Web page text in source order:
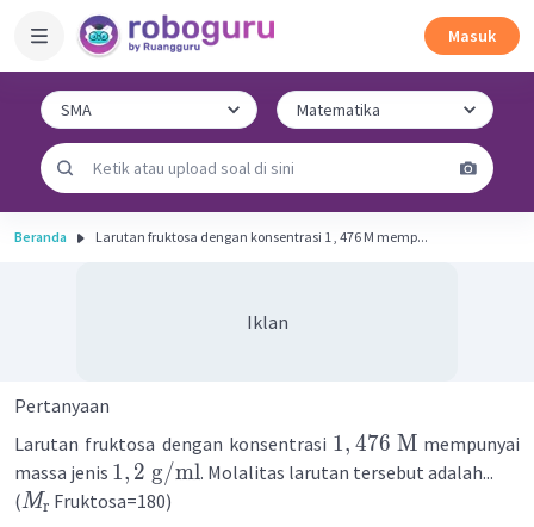
Masuk
Beranda Larutan fruktosa dengan konsentrasi 1 , 476 M memp...
Iklan
Pertanyaan
Larutan fruktosa dengan konsentrasi 1, 476 Mmempunyai
massa jenis 1, 2 g/ml. Molalitas larutan tersebut adalah...
(Mr Fruktosa=180)